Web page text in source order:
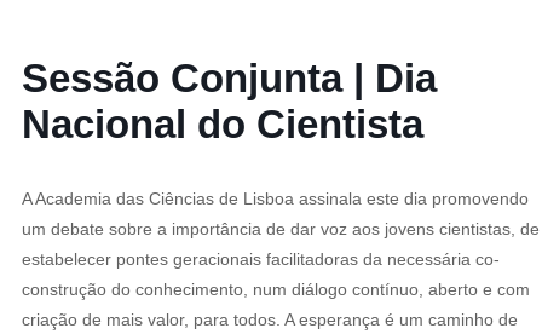
Sessão Conjunta | Dia
Nacional do Cientista
A Academia das Ciências de Lisboa assinala este dia promovendo
um debate sobre a importância de dar voz aos jovens cientistas, de
estabelecer pontes geracionais facilitadoras da necessária co-
construção do conhecimento, num diálogo contínuo, aberto e com
criação de mais valor, para todos. A esperança é um caminho de